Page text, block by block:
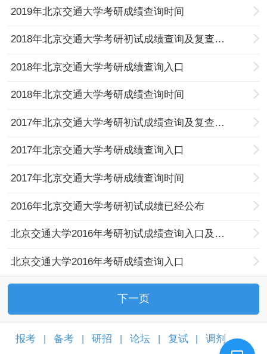
2019年北京交通大学考研成绩查询时间
2018年北京交通大学考研初试成绩查询及复查通知
2018年北京交通大学考研成绩查询入口
2018年北京交通大学考研成绩查询时间
2017年北京交通大学考研初试成绩查询及复查通知
2017年北京交通大学考研成绩查询入口
2017年北京交通大学考研成绩查询时间
2016年北京交通大学考研初试成绩已经公布
北京交通大学2016年考研初试成绩查询入口及历年分数线
北京交通大学2016年考研成绩查询入口
下一页
报考 备考 研招 论坛 复试 调剂